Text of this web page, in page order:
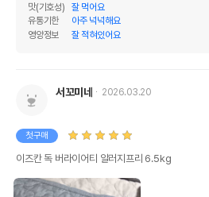
맛(기호성)
잘 먹어요
유통기한
아주 넉넉해요
영양정보
잘 적혀있어요
서꼬미네 2026.03.20
첫구매
이즈칸 독 버라이어티 알러지프리 6.5kg